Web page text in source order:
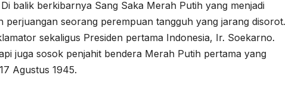
balik berkibarnya Sang Saka Merah Putih yang menjadi
perjuangan seorang perempuan tangguh yang jarang disorot.
sekaligus Presiden pertama Indonesia, Ir. Soekarno.
juga sosok penjahit bendera Merah Putih pertama yang
Agustus 1945.